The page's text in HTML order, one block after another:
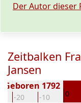
Der Autor dieser
Zeitbalken
Jansen
-20 -10 0
Geboren 1792